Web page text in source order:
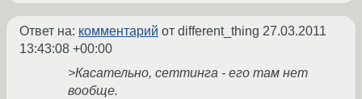
Ответ на: комментарий от different_thing 27.03.2011
13:43:08 +00:00
>Касательно, сеттинга - его там нет
вообще.